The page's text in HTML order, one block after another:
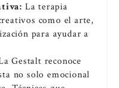
La terapia
como el arte,
para ayudar a
Gestalt reconoce
no solo emocional